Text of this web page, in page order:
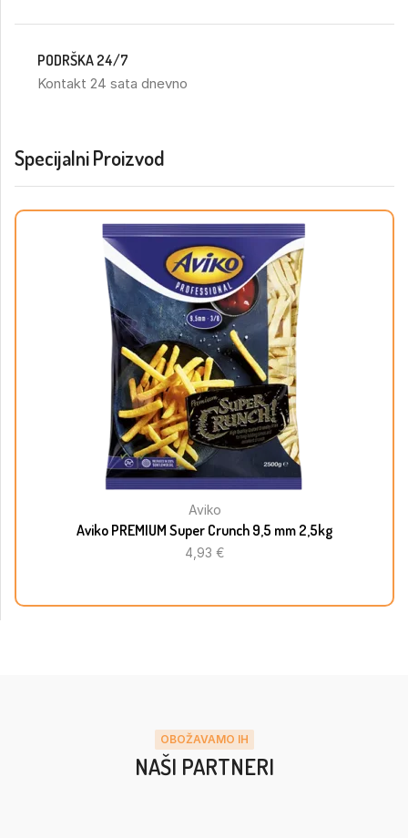
PODRŠKA 24/7
Kontakt 24 sata dnevno
Specijalni Proizvod
Aviko
Aviko PREMIUM Super Crunch 9,5 mm 2,5kg
4,93 €
OBOŽAVAMO IH
NAŠI PARTNERI